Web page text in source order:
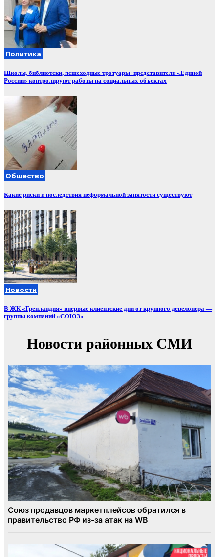
Политика
Школы, библиотеки, пешеходные тротуары: представители «Единой
России» контролируют работы на социальных объектах
Общество
Какие риски и последствия неформальной занятости существуют
Новости
В ЖК «Гренландия» впервые клиентские дни от крупного девелопера —
группы компаний «СОЮЗ»